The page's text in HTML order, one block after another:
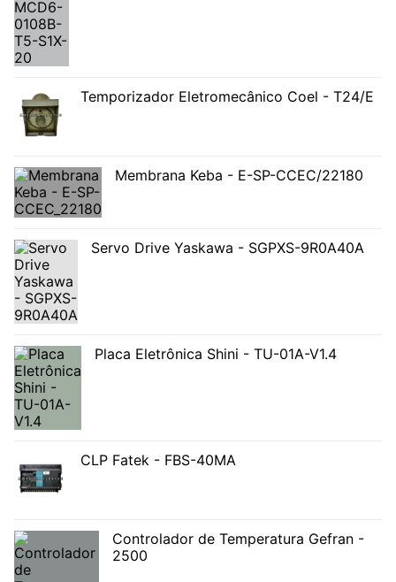
Temporizador Eletromecânico Coel - T24/E
Membrana Keba - E-SP-CCEC/22180
Servo Drive Yaskawa - SGPXS-9R0A40A
Placa Eletrônica Shini - TU-01A-V1.4
CLP Fatek - FBS-40MA
Controlador de Temperatura Gefran -
2500